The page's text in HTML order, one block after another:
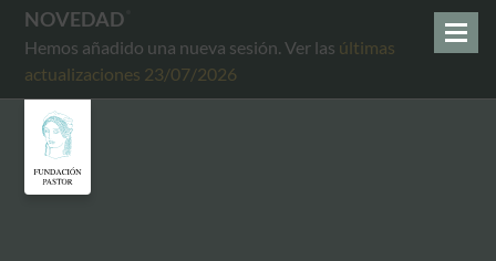
NOVEDAD
Hemos añadido una nueva sesión. Ver las últimas
actualizaciones 23/07/2026